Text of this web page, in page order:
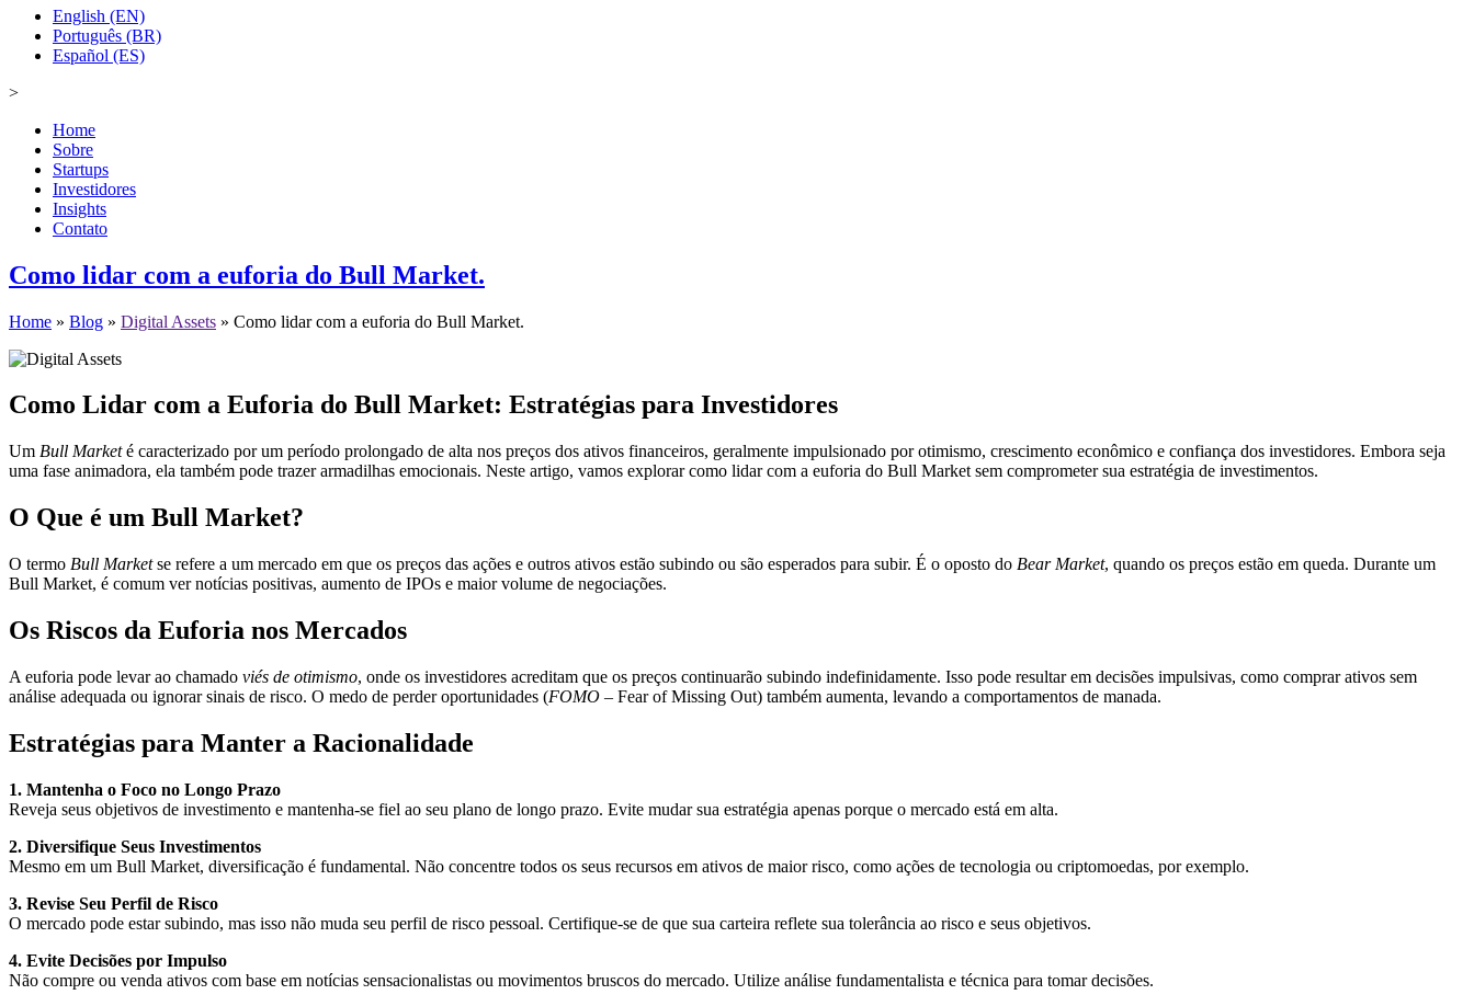
English (EN)
Português (BR)
Español (ES)
>
Home
Sobre
Startups
Investidores
Insights
Contato
Como lidar com a euforia do Bull Market.
Home » Blog » Digital Assets » Como lidar com a euforia do Bull Market.
Como Lidar com a Euforia do Bull Market: Estratégias para Investidores
Um Bull Marketé caracterizado por um período prolongado de alta nos preços dos ativos financeiros, geralmente impulsionado por otimismo, crescimento econômico e confiança dos investidores. Embora seja
uma fase animadora, ela também pode trazer armadilhas emocionais. Neste artigo, vamos explorar como lidar com a euforia do Bull Market sem comprometer sua estratégia de investimentos.
O Que é um Bull Market?
O termo Bull Marketse refere a um mercado em que os preços das ações e outros ativos estão subindo ou são esperados para subir. É o oposto do Bear Market, quando os preços estão em queda. Durante um
Bull Market, é comum ver notícias positivas, aumento de IPOs e maior volume de negociações.
Os Riscos da Euforia nos Mercados
A euforia pode levar ao chamado viés de otimismo, onde os investidores acreditam que os preços continuarão subindo indefinidamente. Isso pode resultar em decisões impulsivas, como comprar ativos sem
análise adequada ou ignorar sinais de risco. O medo de perder oportunidades (FOMO – Fear of Missing Out) também aumenta, levando a comportamentos de manada.
Estratégias para Manter a Racionalidade
1. Mantenha o Foco no Longo Prazo
Reveja seus objetivos de investimento e mantenha-se fiel ao seu plano de longo prazo. Evite mudar sua estratégia apenas porque o mercado está em alta.
2. Diversifique Seus Investimentos
Mesmo em um Bull Market, diversificação é fundamental. Não concentre todos os seus recursos em ativos de maior risco, como ações de tecnologia ou criptomoedas, por exemplo.
3. Revise Seu Perfil de Risco
O mercado pode estar subindo, mas isso não muda seu perfil de risco pessoal. Certifique-se de que sua carteira reflete sua tolerância ao risco e seus objetivos.
4. Evite Decisões por Impulso
Não compre ou venda ativos com base em notícias sensacionalistas ou movimentos bruscos do mercado. Utilize análise fundamentalista e técnica para tomar decisões.